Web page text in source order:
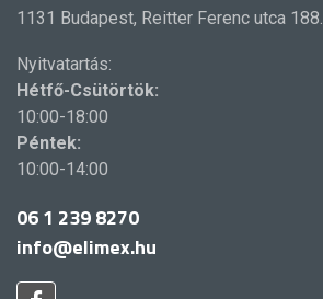
1131 Budapest, Reitter Ferenc utca 188.
Nyitvatartás:
Hétfő-Csütörtök:
10:00-18:00
Péntek:
10:00-14:00
06 1 239 8270
info@elimex.hu